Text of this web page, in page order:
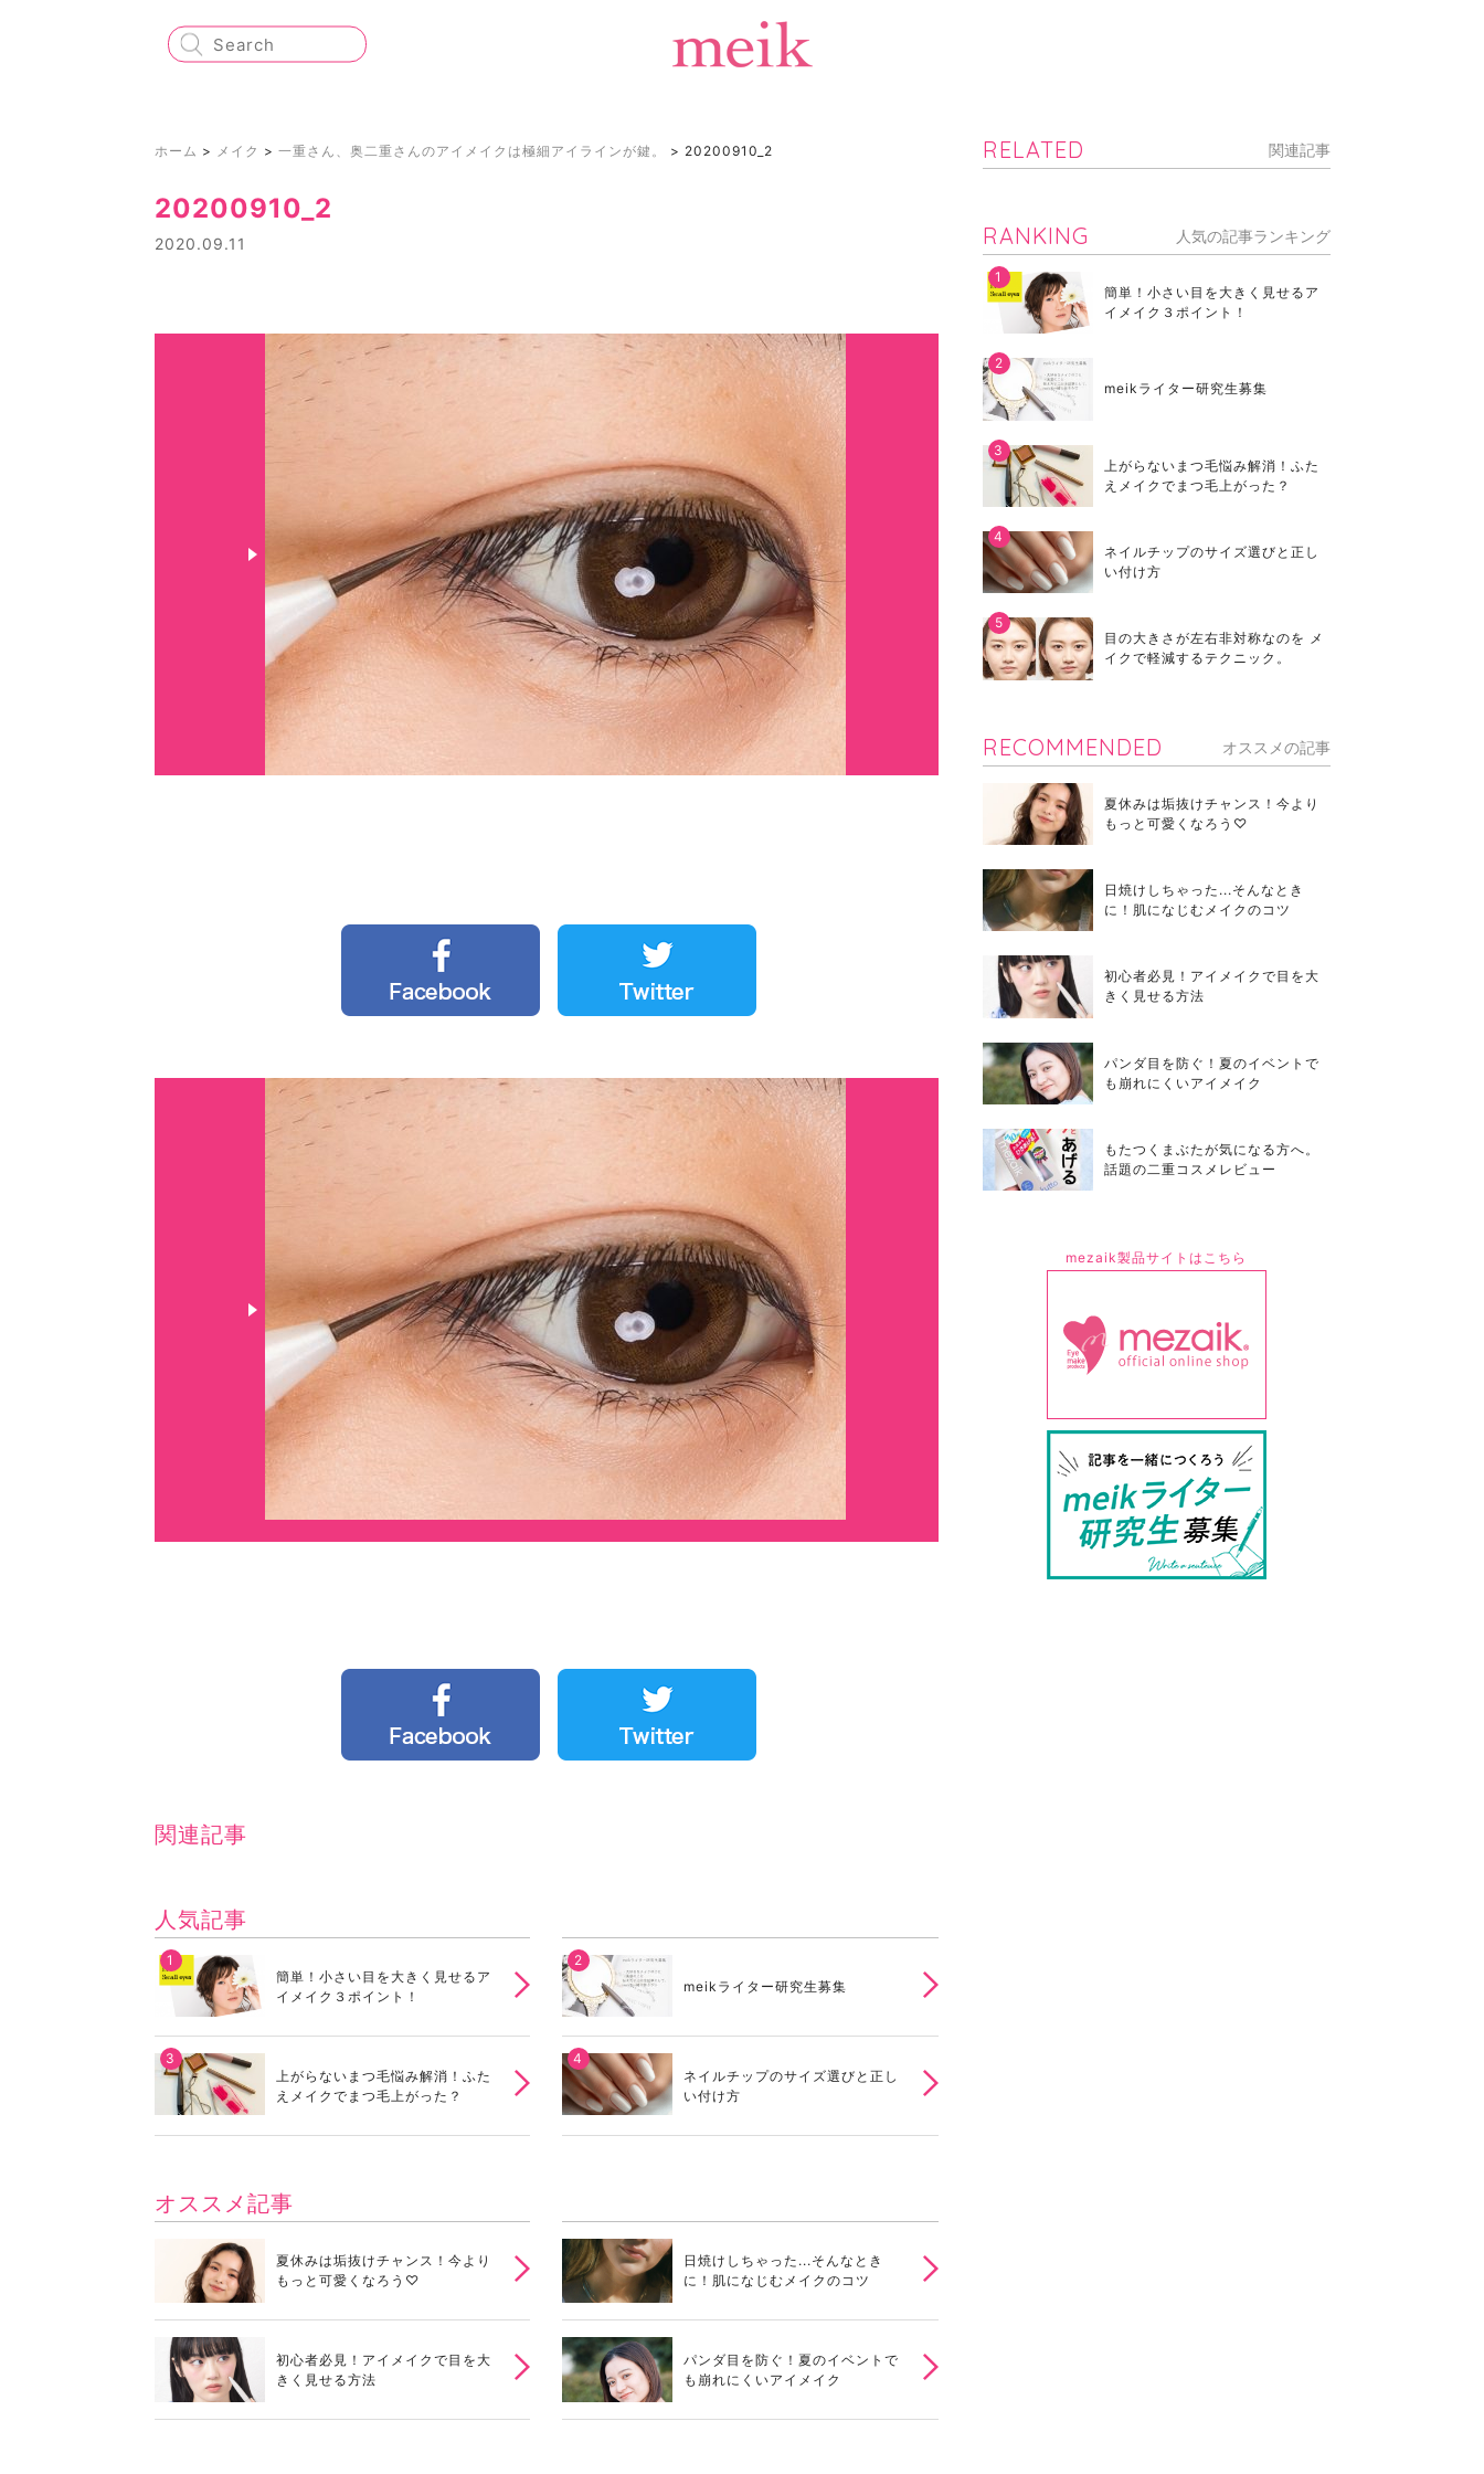
ホーム > メイク > 一重さん、奥二重さんのアイメイクは極細アイラインが鍵。 > 20200910_2
20200910_2
2020.09.11
関連記事
人気記事
簡単！小さい目を大きく見せるア
イメイク３ポイント！
meikライター研究生募集
上がらないまつ毛悩み解消！ふた
えメイクでまつ毛上がった？
ネイルチップのサイズ選びと正し
い付け方
オススメ記事
夏休みは垢抜けチャンス！今より
もっと可愛くなろう♡
日焼けしちゃった...そんなとき
に！肌になじむメイクのコツ
初心者必見！アイメイクで目を大
きく見せる方法
パンダ目を防ぐ！夏のイベントで
も崩れにくいアイメイク
RELATED 関連記事
RANKING 人気の記事ランキング
簡単！小さい目を大きく見せるア
イメイク３ポイント！
meikライター研究生募集
上がらないまつ毛悩み解消！ふた
えメイクでまつ毛上がった？
ネイルチップのサイズ選びと正し
い付け方
目の大きさが左右非対称なのを メ
イクで軽減するテクニック。
RECOMMENDED オススメの記事
夏休みは垢抜けチャンス！今より
もっと可愛くなろう♡
日焼けしちゃった...そんなとき
に！肌になじむメイクのコツ
初心者必見！アイメイクで目を大
きく見せる方法
パンダ目を防ぐ！夏のイベントで
も崩れにくいアイメイク
もたつくまぶたが気になる方へ。
話題の二重コスメレビュー
mezaik製品サイトはこちら